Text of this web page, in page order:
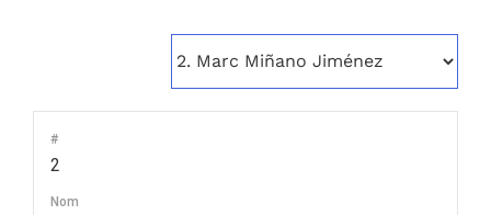
#
2
Nom